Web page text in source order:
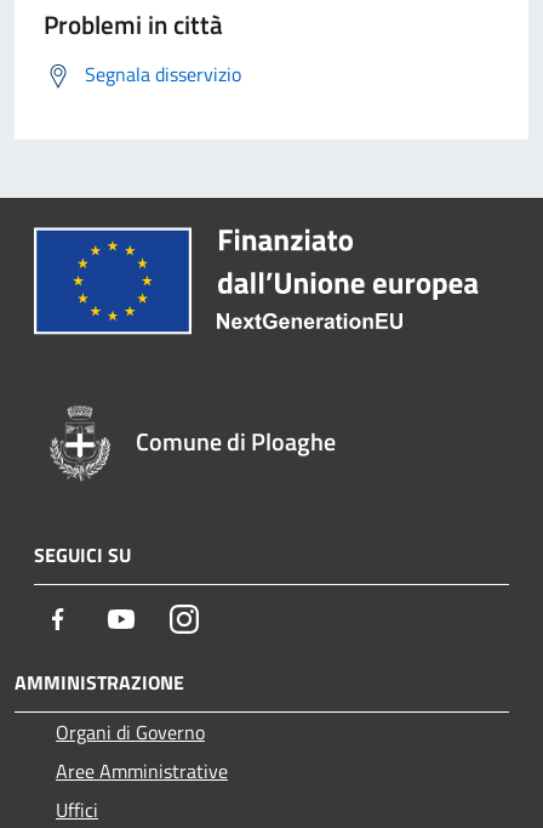
Problemi in città
Segnala disservizio
Comune di Ploaghe
SEGUICI SU
Facebook YoutubeInstagram
AMMINISTRAZIONE
Organi di Governo
Aree Amministrative
Uffici